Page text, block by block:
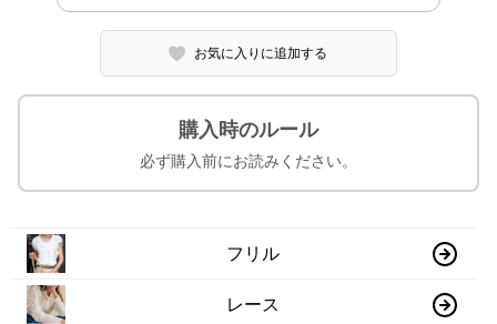
お気に入りに追加する
購入時のルール
必ず購入前にお読みください。
フリル
レース